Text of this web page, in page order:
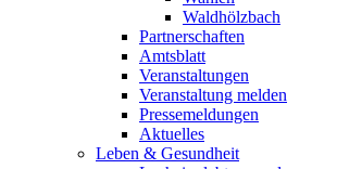
Waldhölzbach
Partnerschaften
Amtsblatt
Veranstaltungen
Veranstaltung melden
Pressemeldungen
Aktuelles
Leben & Gesundheit